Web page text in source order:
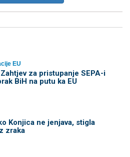
EU
za pristupanje SEPA-i
BiH na putu ka EU
Konjica ne jenjava, stigla
zraka